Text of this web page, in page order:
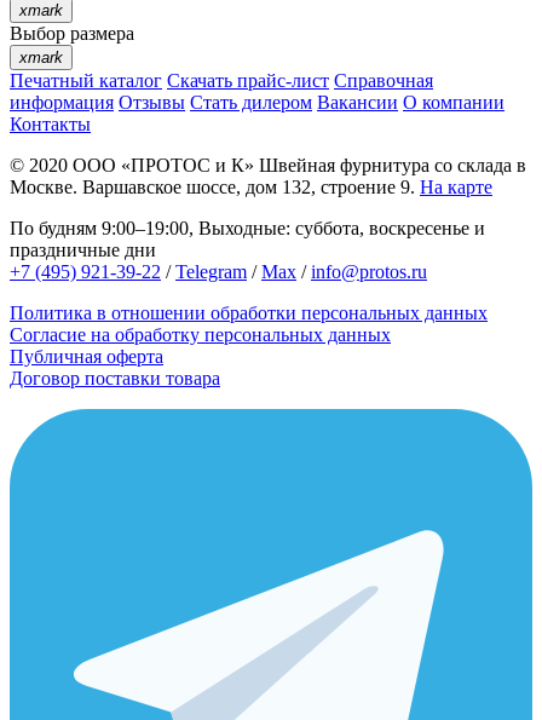
xmark
Выбор размера
xmark
Печатный каталог Скачать прайс-лист Справочная
информация Отзывы Стать дилером Вакансии О компании
Контакты
© 2020 ООО «ПРОТОС и К» Швейная фурнитура со склада в
Москве. Варшавское шоссе, дом 132, строение 9. На карте
По будням 9:00–19:00, Выходные: суббота, воскресенье и
праздничные дни
+7 (495) 921-39-22 /Telegram /Max /info@protos.ru
Политика в отношении обработки персональных данных
Согласие на обработку персональных данных
Публичная оферта
Договор поставки товара